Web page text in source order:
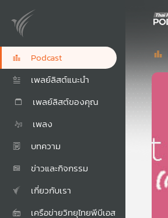
Podcast
เพลย์ลิสต์แนะนำ
เพลย์ลิสต์ของคุณ
เพลง
บทความ
ข่าวและกิจกรรม
เกี่ยวกับเรา
เครือข่ายวิทยุไทยพีบีเอส